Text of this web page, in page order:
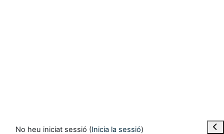
No heu iniciat sessió (Inicia la sessió)